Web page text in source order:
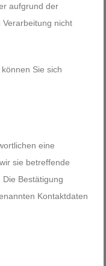
aufgrund der
nicht
Sie sich
eine
sie betreffende
Bestätigung
Kontaktdaten